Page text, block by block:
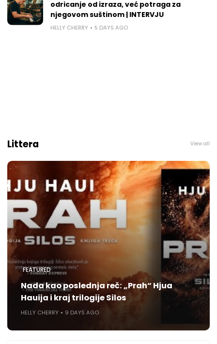
odricanje od izraza, već potraga za
njegovom suštinom | INTERVJU
HELLY CHERRY 5 DAYS AGO
Littera View all
FEATURED
Nada kao poslednja reč: „Prah“ Hjua
Hauija i kraj trilogije Silos
HELLY CHERRY 9 DAYS AGO